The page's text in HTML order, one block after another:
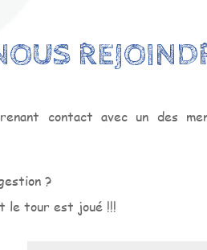
contact avec un des
?
le tour est joué !!!